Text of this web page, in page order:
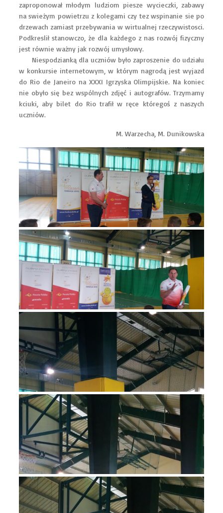
zaproponował młodym ludziom piesze wycieczki, zabawy
na swieżym powietrzu z kolegami czy tez wspinanie sie po
drzewach zamiast przebywania w wirtualnej rzeczywistosci.
Podkreslił stanowczo, że dla każdego z nas rozwój fizyczny
jest równie ważny jak rozwój umysłowy.
Niespodzianką dla uczniów było zaproszenie do udziału
w konkursie internetowym, w którym nagrodą jest wyjazd
do Rio de Janeiro na XXXI Igrzyska Olimpijskie. Na koniec
nie obyło się bez wspólnych zdjęć i autografów. Trzymamy
kciuki, aby bilet do Rio trafił w ręce któregoś z naszych
uczniów.
M. Warzecha, M. Dunikowska